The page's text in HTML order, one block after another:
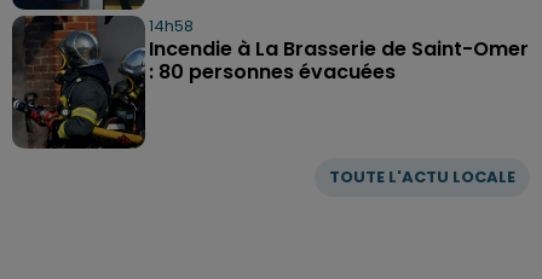
TOUTE L'ACTU LOCALE
14h58
Incendie à La Brasserie de Saint-Omer
: 80 personnes évacuées